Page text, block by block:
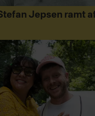
Jepsen ramt